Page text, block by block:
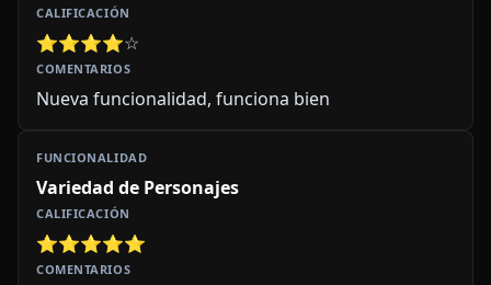
⭐⭐⭐⭐☆
Nueva funcionalidad, funciona bien
Variedad de Personajes
⭐⭐⭐⭐⭐